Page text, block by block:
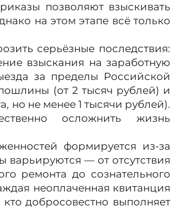
позволяют взыскивать
на этом этапе всё только
серьёзные последствия:
взыскания на заработную
за пределы Российской
(от 2 тысяч рублей) и
но не менее 1 тысячи рублей).
осложнить жизнь
формируется из-за
варьируются — от отсутствия
ремонта до сознательного
неоплаченная квитанция
добросовестно выполняет